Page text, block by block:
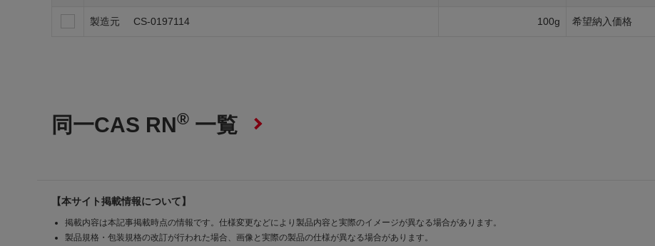
製造元 CS-0197114 100g 希望納入価格
同一CAS RN® 一覧
【本サイト掲載情報について】
掲載内容は本記事掲載時点の情報です。仕様変更などにより製品内容と実際のイメージが異なる場合があります。
製品規格・包装規格の改訂が行われた場合、画像と実際の製品の仕様が異なる場合があります。